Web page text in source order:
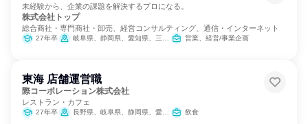
未経験から、企業の課題を解決するプロになる。
株式会社トップ
総合商社・専門商社・卸売、経営コンサルティング、通信・インターネット
27年卒 岐阜県、静岡県、愛知県、三重県 営業、経営/事業企画
東海 店舗運営職
際コーポレーション株式会社
レストラン・カフェ
27年卒 長野県、岐阜県、静岡県、愛知県、三重県 飲食